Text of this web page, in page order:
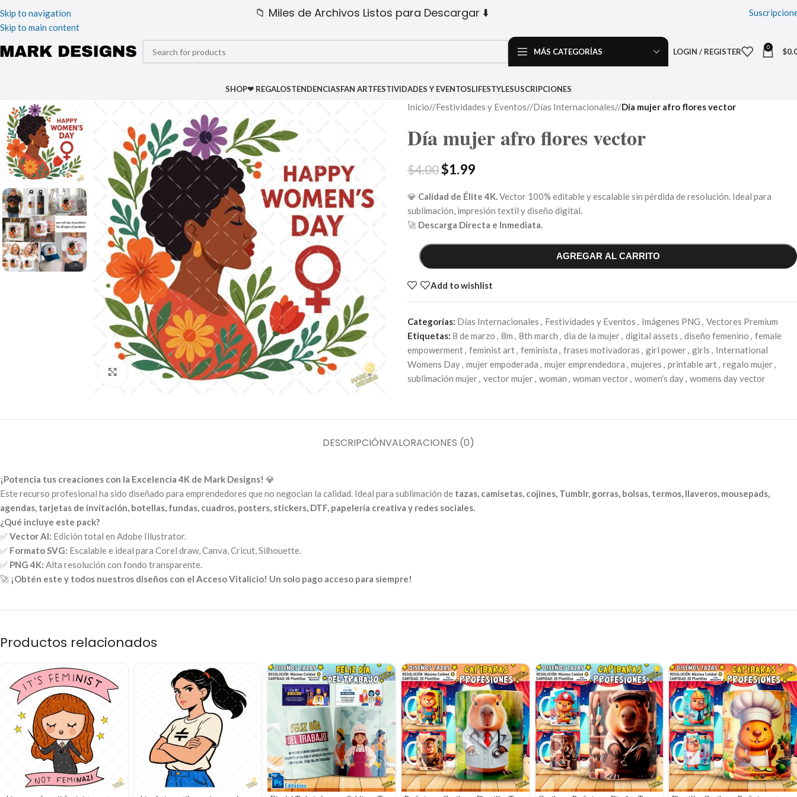
Skip to navigation
Skip to main content
📁 Miles de Archivos Listos para Descargar ⬇️
MÁS CATEGORÍAS LOGIN / REGISTER 0 $
SHOP❤ REGALOSTENDENCIASFAN ARTFESTIVIDADES Y EVENTOSLIFESTYLESUSCRIPCIONES
Click to enlarge
Inicio/ Festividades y Eventos/ Días Internacionales/ Día mujer afro flores vector
Día mujer afro flores vector
$4.00$1.99
💎 Calidad de Élite 4K.Vector 100% editable y escalable sin pérdida de resolución. Ideal para
sublimación, impresión textil y diseño digital.
🚀 Descarga Directa e Inmediata.
AGREGAR AL CARRITO
Add to wishlist
Categorías: Días Internacionales , Festividades y Eventos , Imágenes PNG , Vectores Premium
Etiquetas: 8 de marzo , 8m , 8th march , dia de la mujer, digital assets , diseño femenino , female
empowerment, feminist art, feminista , frases motivadoras , girl power, girls , International
Womens Day, mujer empoderada , mujer emprendedora , mujeres , printable art, regalo mujer,
sublimación mujer, vector mujer, woman , woman vector, women's day, womens day vector
DESCRIPCIÓNVALORACIONES (0)
¡Potencia tus creaciones con la Excelencia 4K de Mark Designs! 💎
Este recurso profesional ha sido diseñado para emprendedores que no negocian la calidad. Ideal para sublimación de tazas, camisetas, cojines, Tumblr, gorras, bolsas, termos, llaveros, mousepads,
agendas, tarjetas de invitación, botellas, fundas, cuadros, posters, stickers, DTF, papelería creativa y redes sociales.
¿Qué incluye este pack?
✅Vector AI: Edición total en Adobe Illustrator.
✅ Formato SVG: Escalable e ideal para Corel draw, Canva, Cricut, Silhouette.
✅ PNG 4K: Alta resolución con fondo transparente.
🚀 ¡Obtén este y todos nuestros diseños con el Acceso Vitalicio! Un solo pago acceso para siempre!
Productos relacionados